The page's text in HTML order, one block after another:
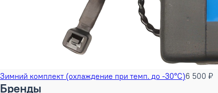
Зимний комплект (охлаждение при темп. до -30°С)6 500 ₽
Бренды